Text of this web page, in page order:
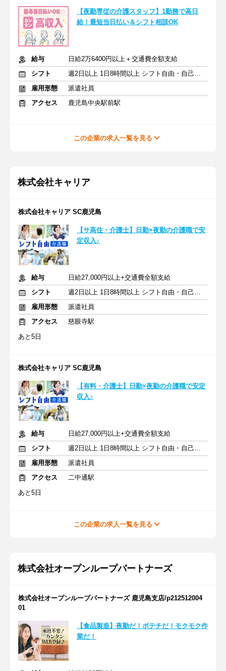
【夜勤専従の介護スタッフ】1勤務で高日
給！最短当日払い＆シフト相談OK
給与
日給2万6400円以上＋交通費全額支給
シフト
週2日以上 1日8時間以上 シフト自由・自己申告
雇用形態
派遣社員
アクセス
鹿児島中央駅前駅
この企業の求人一覧を見る
株式会社キャリア
株式会社キャリア SC鹿児島
【サ高住・介護士】日勤×夜勤の介護職で安
定収入♪
給与
日給27,000円以上+交通費全額支給
シフト
週2日以上 1日8時間以上 シフト自由・自己申告
雇用形態
派遣社員
アクセス
慈眼寺駅
あと5日
株式会社キャリア SC鹿児島
【有料・介護士】日勤×夜勤の介護職で安定
収入♪
給与
日給27,000円以上+交通費全額支給
シフト
週2日以上 1日8時間以上 シフト自由・自己申告
雇用形態
派遣社員
アクセス
二中通駅
あと5日
この企業の求人一覧を見る
株式会社オープンループパートナーズ
株式会社オープンループパートナーズ 鹿児島支店/p212512004
01
【食品製造】夜勤だ！ポテチだ！モクモク作
業だ！